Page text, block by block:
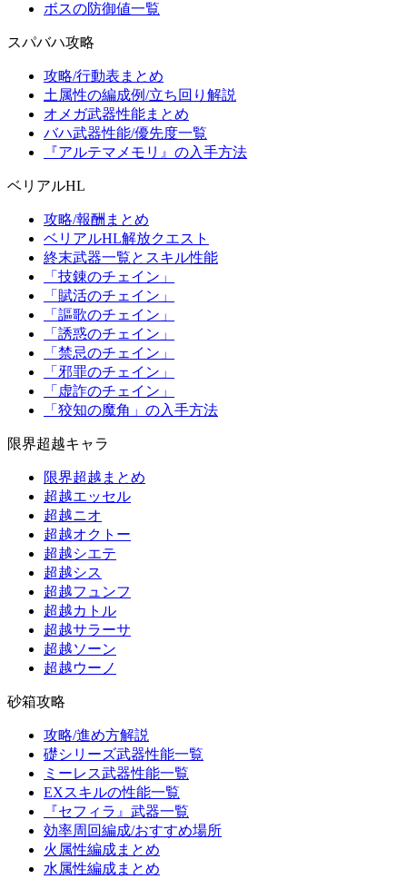
ボスの防御値一覧
スパバハ攻略
攻略/行動表まとめ
土属性の編成例/立ち回り解説
オメガ武器性能まとめ
バハ武器性能/優先度一覧
『アルテマメモリ』の入手方法
ベリアルHL
攻略/報酬まとめ
ベリアルHL解放クエスト
終末武器一覧とスキル性能
「技錬のチェイン」
「賦活のチェイン」
「謳歌のチェイン」
「誘惑のチェイン」
「禁忌のチェイン」
「邪罪のチェイン」
「虚詐のチェイン」
「狡知の魔角」の入手方法
限界超越キャラ
限界超越まとめ
超越エッセル
超越ニオ
超越オクトー
超越シエテ
超越シス
超越フュンフ
超越カトル
超越サラーサ
超越ソーン
超越ウーノ
砂箱攻略
攻略/進め方解説
礎シリーズ武器性能一覧
ミーレス武器性能一覧
EXスキルの性能一覧
『セフィラ』武器一覧
効率周回編成/おすすめ場所
火属性編成まとめ
水属性編成まとめ